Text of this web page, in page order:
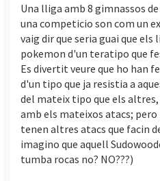
Una lliga amb 8 gimnassos
una competicio son com un
vaig dir que seria guai que els
pokemon d'un teratipo que
Es divertit veure que ho han
d'un tipo que ja resistia a
del mateix tipo que els
amb els mateixos atacs;
tenen altres atacs que facin
imagino que aquell
tumba rocas no? NO???)